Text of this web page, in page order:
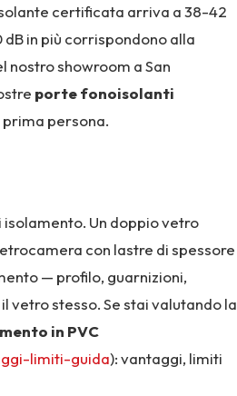
certificata arriva a 38-42
dB in più corrispondono alla
nostro showroom a San
porte fonoisolanti
prima persona.
Un doppio vetro
con lastre di spessore
— profilo, guarnizioni,
vetro stesso. Se stai valutando la
in PVC
limiti-guida): vantaggi, limiti